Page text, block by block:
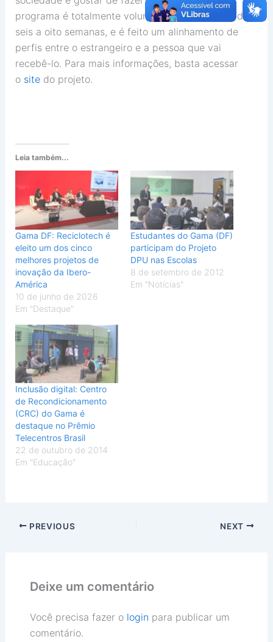
programa é totalmente voluntário, com duração de
seis a oito semanas, e é feito um alinhamento de
perfis entre o estrangeiro e a pessoa que vai
recebê-lo. Para mais informações, basta acessar
o site do projeto.
Leia também...
Gama DF: Reciclotech é
eleito um dos cinco
melhores projetos de
inovação da Ibero-
América
10 de junho de 2026
Em "Destaque"
Estudantes do Gama (DF)
participam do Projeto
DPU nas Escolas
8 de setembro de 2012
Em "Notícias"
Inclusão digital: Centro
de Recondicionamento
(CRC) do Gama é
destaque no Prêmio
Telecentros Brasil
22 de outubro de 2014
Em "Educação"
PREVIOUS NEXT
Deixe um comentário
Você precisa fazer o login para publicar um
comentário.